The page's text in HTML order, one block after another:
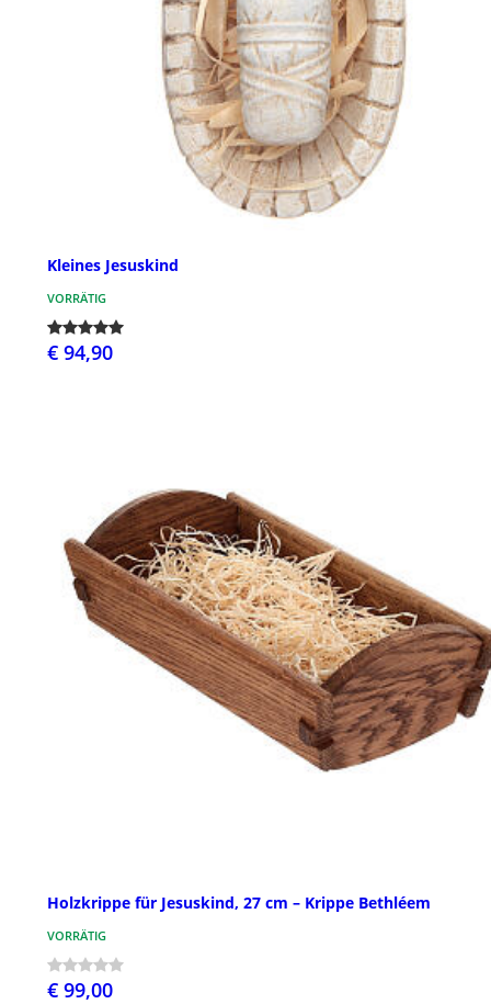
Kleines Jesuskind
VORRÄTIG
€ 94,90
Holzkrippe für Jesuskind, 27 cm – Krippe Bethléem
VORRÄTIG
€ 99,00